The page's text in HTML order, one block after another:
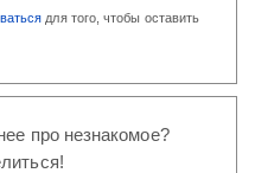
для того, чтобы оставить
про незнакомое?